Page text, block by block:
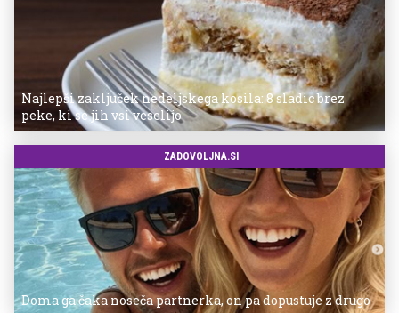
Najlepši zaključek nedeljskega kosila: 8 sladic brez
peke, ki se jih vsi veselijo
ZADOVOLJNA.SI
Doma ga čaka noseča partnerka, on pa dopustuje z drugo